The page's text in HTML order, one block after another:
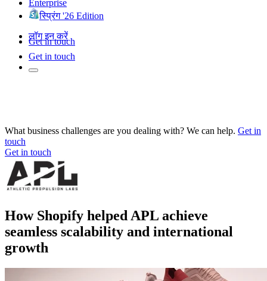
Enterprise
स्प्रिंग '26 Edition
लॉग इन करें
Get in touch
Get in touch
What business challenges are you dealing with? We can help. Get in
touch
Get in touch
How Shopify helped APL achieve
seamless scalability and international
growth